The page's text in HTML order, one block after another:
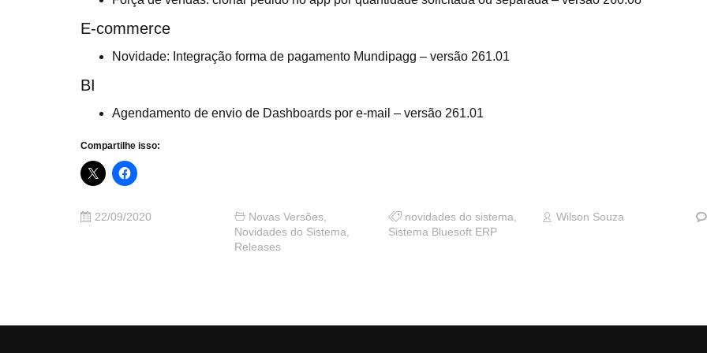
E-commerce
Novidade: Integração forma de pagamento Mundipagg – versão 261.01
BI
Agendamento de envio de Dashboards por e-mail – versão 261.01
Compartilhe isso:
22/09/2020 Novas Versões,
Novidades do Sistema,
Releases
novidades do sistema,
Sistema Bluesoft ERP
Wilson Souza